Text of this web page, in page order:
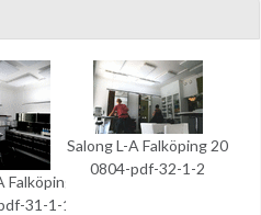
Falköping 20
31-1-1
Salong L-A Falköping 20
0804-pdf-32-1-2